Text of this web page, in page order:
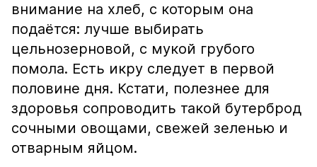
внимание на хлеб, с которым она
подаётся: лучше выбирать
цельнозерновой, с мукой грубого
помола. Есть икру следует в первой
половине дня. Кстати, полезнее для
здоровья сопроводить такой бутерброд
сочными овощами, свежей зеленью и
отварным яйцом.